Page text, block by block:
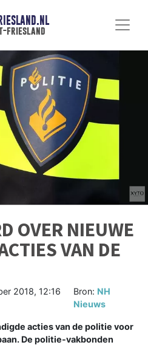
friesland
OVER NIEUWE
VAN DE
2018, 12:16
Bron: NH
Nieuws
acties van de politie voor
De politie-vakbonden